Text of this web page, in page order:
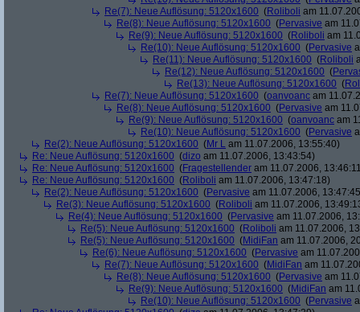
Re(7): Neue Auflösung: 5120x1600 (Roliboli am
Re(8): Neue Auflösung: 5120x1600 (Pervasive am
Re(9): Neue Auflösung: 5120x1600 (Roliboli am
Re(10): Neue Auflösung: 5120x1600 (Pervasive
Re(11): Neue Auflösung: 5120x1600 (Roliboli
Re(12): Neue Auflösung: 5120x1600 (
Re(13): Neue Auflösung: 5120x1600 (
Re(7): Neue Auflösung: 5120x1600 (oanvoanc am
Re(8): Neue Auflösung: 5120x1600 (Pervasive am
Re(9): Neue Auflösung: 5120x1600 (oanvoanc am
Re(10): Neue Auflösung: 5120x1600 (Pervasive
Re(2): Neue Auflösung: 5120x1600 (Mr L am 11.07.2006, 13:55:40)
Re: Neue Auflösung: 5120x1600 (dizo am 11.07.2006, 13:43:54)
Re: Neue Auflösung: 5120x1600 (Fragestellender am 11.07.2006,
Re: Neue Auflösung: 5120x1600 (Roliboli am 11.07.2006, 13:47:18)
Re(2): Neue Auflösung: 5120x1600 (Pervasive am 11.07.2006,
Re(3): Neue Auflösung: 5120x1600 (Roliboli am 11.07.2006,
Re(4): Neue Auflösung: 5120x1600 (Pervasive am 11.07.2006,
Re(5): Neue Auflösung: 5120x1600 (Roliboli am 11.07.2006,
Re(5): Neue Auflösung: 5120x1600 (MidiFan am 11.07.2006,
Re(6): Neue Auflösung: 5120x1600 (Pervasive am
Re(7): Neue Auflösung: 5120x1600 (MidiFan am
Re(8): Neue Auflösung: 5120x1600 (Pervasive am
Re(9): Neue Auflösung: 5120x1600 (MidiFan am
Re(10): Neue Auflösung: 5120x1600 (Pervasive